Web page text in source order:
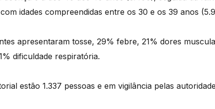
idades compreendidas entre os 30 e os 39 anos
apresentaram tosse, 29% febre, 21% dores
dificuldade respiratória.
estão 1.337 pessoas e em vigilância pelas